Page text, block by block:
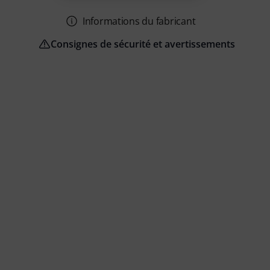
Informations du fabricant
Consignes de sécurité et avertissements